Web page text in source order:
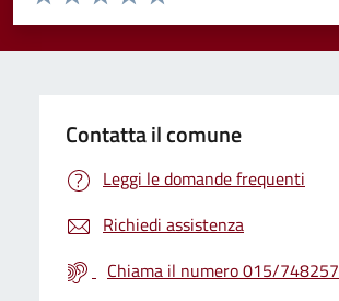
Valuta 5 stelle su 5
Valuta 4 stelle su 5
Valuta 3 stelle su 5
Valuta 2 stelle su 5
Valuta 1 stelle su 5
Contatta il comune
Leggi le domande frequenti
Richiedi assistenza
Chiama il numero 015/748257